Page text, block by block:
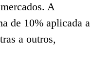
A
de 10% aplicada a
a outros,